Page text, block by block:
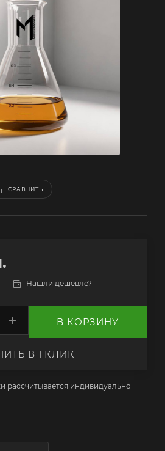
СРАВНИТЬ
Нашли дешевле?
В КОРЗИНУ
В 1 КЛИК
рассчитывается индивидуально